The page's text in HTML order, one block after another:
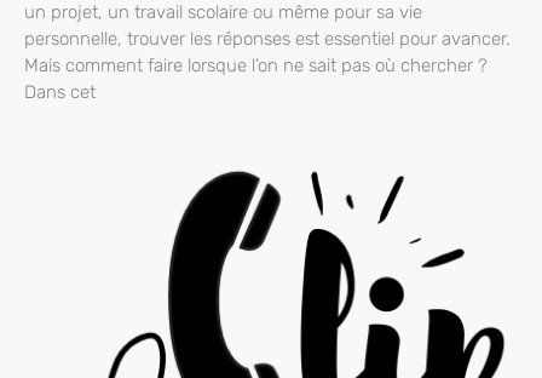
un projet, un travail scolaire ou même pour sa vie
personnelle, trouver les réponses est essentiel pour avancer.
Mais comment faire lorsque l’on ne sait pas où chercher ?
Dans cet